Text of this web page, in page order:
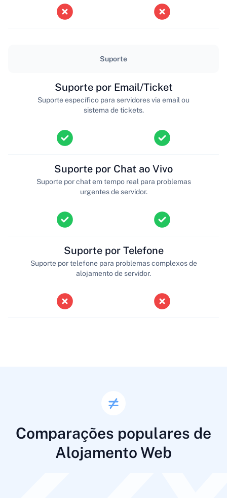
Suporte
Suporte por Email/Ticket
Suporte específico para servidores via email ou
sistema de tickets.
Suporte por Chat ao Vivo
Suporte por chat em tempo real para problemas
urgentes de servidor.
Suporte por Telefone
Suporte por telefone para problemas complexos de
alojamento de servidor.
Comparações populares de
Alojamento Web